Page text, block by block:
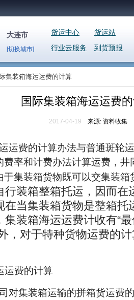
大连市
[切换城市]
货运站
货运中心
到货预报
行业云服务
集装箱海运运费的计算
国际集装箱海运运费
2017-04-19 来源: 资料收集
运费的计算办法与普通斑轮
费率和计费办法计算运费，
于集装箱货物既可以交集装箱
行装箱整箱托运，因而在
在当集装箱货物是整箱托
集装箱海运运费计收有“
，对于特种货物运费的
运费的计算
对集装箱运输的拼箱货运费